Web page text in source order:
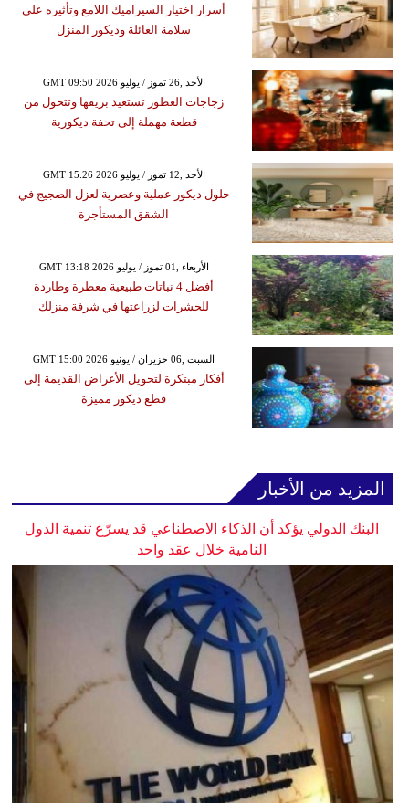
أسرار اختيار السيراميك اللامع وتأثيره على
سلامة العائلة وديكور المنزل
GMT 09:50 2026 الأحد ,26 تموز / يوليو
زجاجات العطور تستعيد بريقها وتتحول من
قطعة مهملة إلى تحفة ديكورية
GMT 15:26 2026 الأحد ,12 تموز / يوليو
حلول ديكور عملية وعصرية لعزل الضجيج في
الشقق المستأجرة
GMT 13:18 2026 الأربعاء ,01 تموز / يوليو
أفضل 4 نباتات طبيعية معطرة وطاردة
للحشرات لزراعتها في شرفة منزلك
GMT 15:00 2026 السبت ,06 حزيران / يونيو
أفكار مبتكرة لتحويل الأغراض القديمة إلى
قطع ديكور مميزة
المزيد من الأخبار
البنك الدولي يؤكد أن الذكاء الاصطناعي قد يسرّع تنمية الدول
النامية خلال عقد واحد